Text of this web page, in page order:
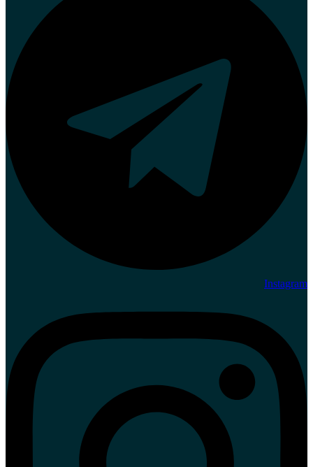
Instagram